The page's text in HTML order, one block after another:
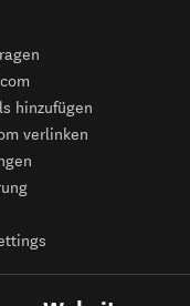
hinzufügen
verlinken